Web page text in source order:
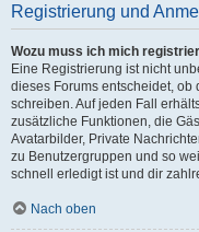
Registrierung und
Wozu muss ich mich
Eine Registrierung ist nicht
dieses Forums entscheidet, ob
schreiben. Auf jeden Fall
zusätzliche Funktionen, die
Avatarbilder, Private
zu Benutzergruppen und so
schnell erledigt ist und dir
Nach oben